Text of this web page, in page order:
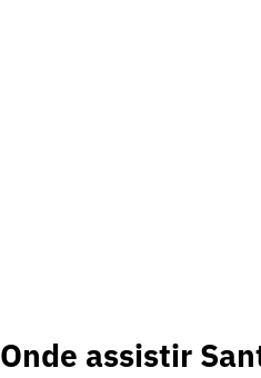
Onde assistir